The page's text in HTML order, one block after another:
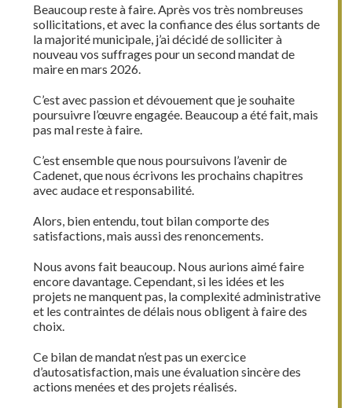
Beaucoup reste à faire. Après vos très nombreuses
sollicitations, et avec la confiance des élus sortants de
la majorité municipale, j’ai décidé de solliciter à
nouveau vos suffrages pour un second mandat de
maire en mars 2026.
C’est avec passion et dévouement que je souhaite
poursuivre l’œuvre engagée. Beaucoup a été fait, mais
pas mal reste à faire.
C’est ensemble que nous poursuivons l’avenir de
Cadenet, que nous écrivons les prochains chapitres
avec audace et responsabilité.
Alors, bien entendu, tout bilan comporte des
satisfactions, mais aussi des renoncements.
Nous avons fait beaucoup. Nous aurions aimé faire
encore davantage. Cependant, si les idées et les
projets ne manquent pas, la complexité administrative
et les contraintes de délais nous obligent à faire des
choix.
Ce bilan de mandat n’est pas un exercice
d’autosatisfaction, mais une évaluation sincère des
actions menées et des projets réalisés.